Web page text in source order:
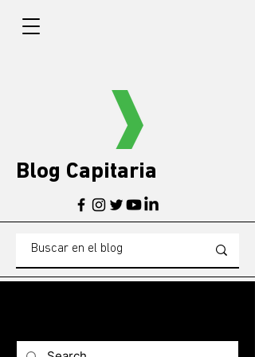
Blog Capitaria
Blogg